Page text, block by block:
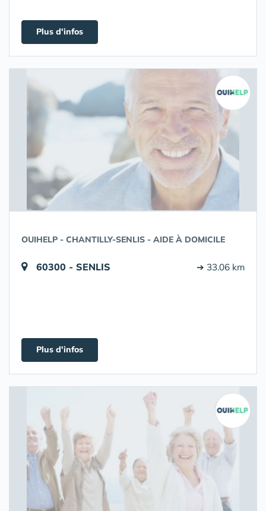
Plus d'infos
OUIHELP - CHANTILLY-SENLIS - AIDE À DOMICILE
60300 - SENLIS ➔ 33.06 km
Plus d'infos